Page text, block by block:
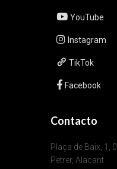
YouTube
Instagram
TikTok
Facebook
Contacto
Plaça de Baix, 1,
Petrer, Alacant